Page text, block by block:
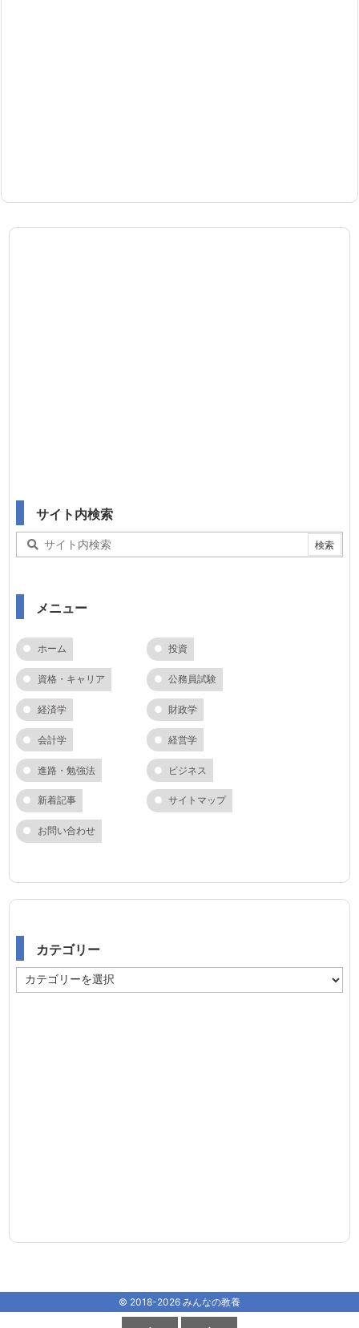
サイト内検索
メニュー
ホーム 投資
資格・キャリア 公務員試験
経済学 財政学
会計学 経営学
進路・勉強法 ビジネス
新着記事 サイトマップ
お問い合わせ
カテゴリー
テ
© 2018-2026 みんなの教養